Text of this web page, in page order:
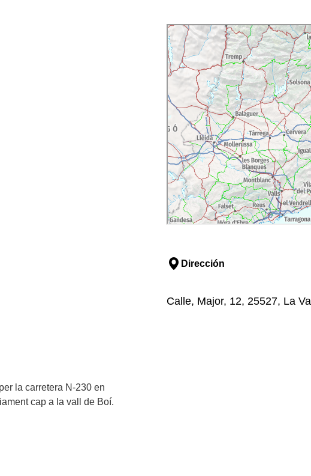
Dirección
Calle, Major, 12, 25527, La
la carretera N-230 en
cap a la vall de Boí.